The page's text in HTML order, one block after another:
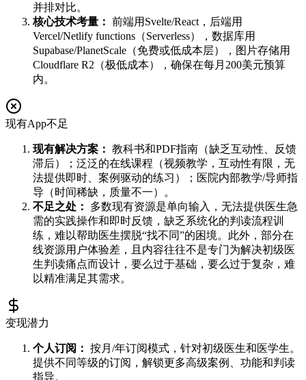
并排对比。
核心技术考量： 前端用Svelte/React，后端用
Vercel/Netlify functions（Serverless），数据库用
Supabase/PlanetScale（免费或低成本层），图片存储用
Cloudflare R2（极低成本），确保在每月200美元预算
内。
现有App不足
现有解决方案： 教科书和PDF指南（缺乏互动性、反馈
滞后）；泛泛的在线课程（视频教学，互动性有限，无
法提供即时、案例驱动的练习）；医院内部教学/导师指
导（时间稀缺，质量不一）。
不足之处：
多数现有资源是单向输入，无法提供医生急
需的实践操作和即时反馈，缺乏系统化的判读流程训
练，难以帮助医生摆脱“找不同”的困境。此外，部分在
线资源用户体验差，且内容往往不是专门为解决初级医
生判读痛点而设计，要么过于基础，要么过于复杂，难
以精准满足其需求。
变现潜力
个人订阅： 按月/年订阅模式，针对初级医生和医学生。
提供不同等级的订阅，解锁更多高级案例、功能和判读
指导。